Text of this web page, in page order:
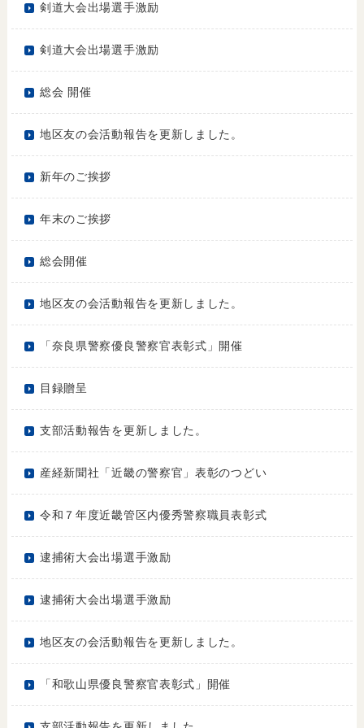
剣道大会出場選手激励
剣道大会出場選手激励
総会 開催
地区友の会活動報告を更新しました。
新年のご挨拶
年末のご挨拶
総会開催
地区友の会活動報告を更新しました。
「奈良県警察優良警察官表彰式」開催
目録贈呈
支部活動報告を更新しました。
産経新聞社「近畿の警察官」表彰のつどい
令和７年度近畿管区内優秀警察職員表彰式
逮捕術大会出場選手激励
逮捕術大会出場選手激励
地区友の会活動報告を更新しました。
「和歌山県優良警察官表彰式」開催